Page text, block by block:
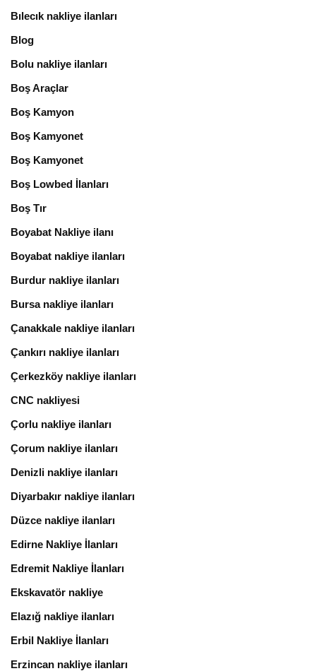
Bılecık nakliye ilanları
Blog
Bolu nakliye ilanları
Boş Araçlar
Boş Kamyon
Boş Kamyonet
Boş Kamyonet
Boş Lowbed İlanları
Boş Tır
Boyabat Nakliye ilanı
Boyabat nakliye ilanları
Burdur nakliye ilanları
Bursa nakliye ilanları
Çanakkale nakliye ilanları
Çankırı nakliye ilanları
Çerkezköy nakliye ilanları
CNC nakliyesi
Çorlu nakliye ilanları
Çorum nakliye ilanları
Denizli nakliye ilanları
Diyarbakır nakliye ilanları
Düzce nakliye ilanları
Edirne Nakliye İlanları
Edremit Nakliye İlanları
Ekskavatör nakliye
Elazığ nakliye ilanları
Erbil Nakliye İlanları
Erzincan nakliye ilanları